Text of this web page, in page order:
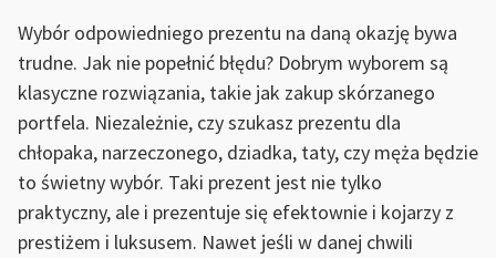
Wybór odpowiedniego prezentu na daną okazję bywa
trudne. Jak nie popełnić błędu? Dobrym wyborem są
klasyczne rozwiązania, takie jak zakup skórzanego
portfela. Niezależnie, czy szukasz prezentu dla
chłopaka, narzeczonego, dziadka, taty, czy męża będzie
to świetny wybór. Taki prezent jest nie tylko
praktyczny, ale i prezentuje się efektownie i kojarzy z
prestiżem i luksusem. Nawet jeśli w danej chwili